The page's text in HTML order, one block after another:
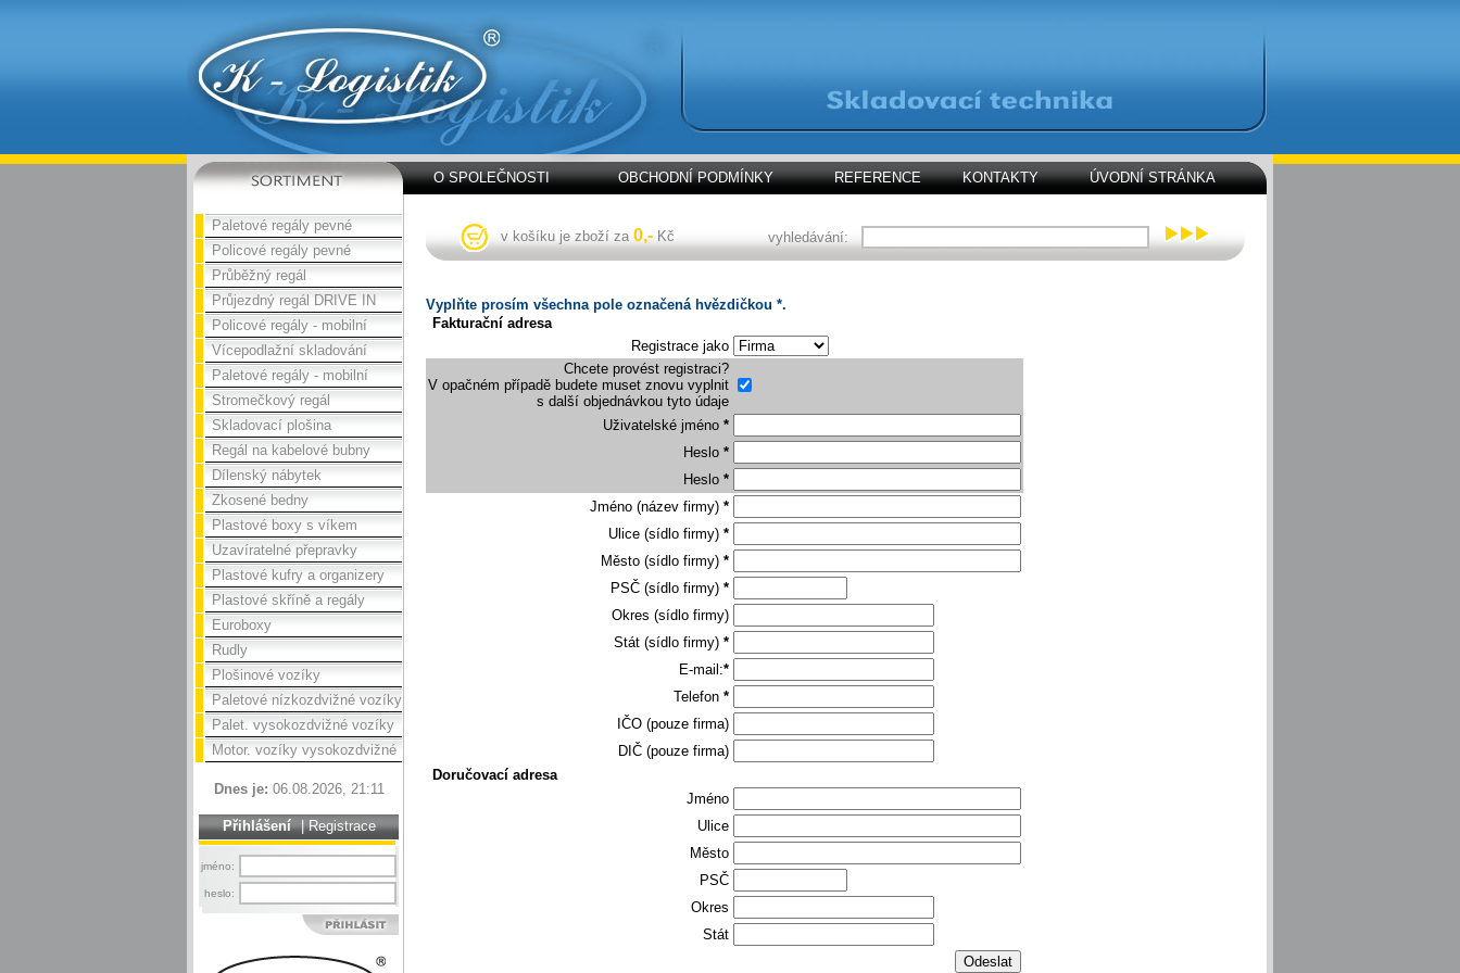
O SPOLEČNOSTI OBCHODNÍ PODMÍNKY REFERENCE KONTAKTY ÚVODNÍ STRÁNKA
Paletové regály pevné
Policové regály pevné
Průběžný regál
Průjezdný regál DRIVE IN
Policové regály - mobilní
Vícepodlažní skladování
Paletové regály - mobilní
Stromečkový regál
Skladovací plošina
Regál na kabelové bubny
Dílenský nábytek
Zkosené bedny
Plastové boxy s víkem
Uzavíratelné přepravky
Plastové kufry a organizery
Plastové skříně a regály
Euroboxy
Rudly
Plošinové vozíky
Paletové nízkozdvižné vozíky
Palet. vysokozdvižné vozíky
Motor. vozíky vysokozdvižné
Dnes je: 06.08.2026, 21:11
Přihlášení |Registrace
jméno:
heslo:
v košíku je zboží za 0,- Kč vyhledávání:
Vyplňte prosím všechna pole označená hvězdičkou *.
Fakturační adresa
Registrace jako
Chcete provést registraci?
V opačném případě budete muset znovu vyplnit
s další objednávkou tyto údaje
Uživatelské jméno *
Heslo *
Heslo *
Jméno (název firmy) *
Ulice (sídlo firmy) *
Město (sídlo firmy) *
PSČ (sídlo firmy) *
Okres (sídlo firmy)
Stát (sídlo firmy) *
E-mail:*
Telefon *
IČO (pouze firma)
DIČ (pouze firma)
Doručovací adresa
Jméno
Ulice
Město
PSČ
Okres
Stát